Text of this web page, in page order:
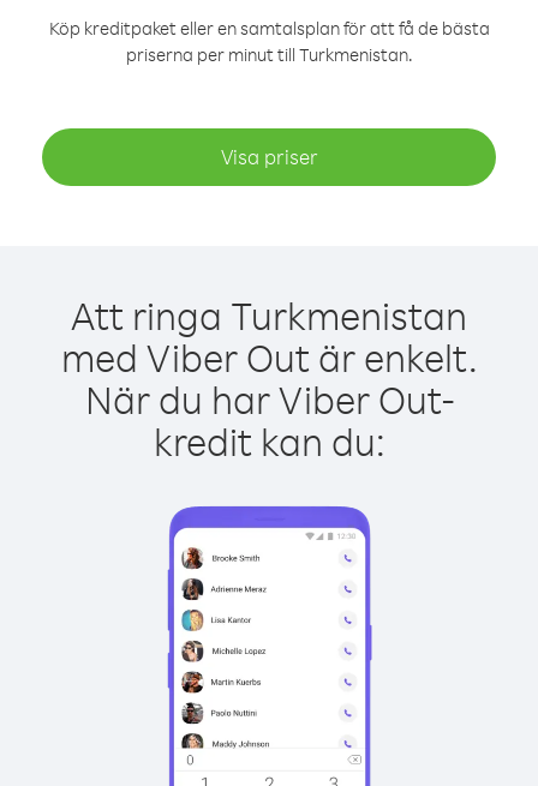
Köp kreditpaket eller en samtalsplan för att få de bästa
priserna per minut till Turkmenistan.
Visa priser
Att ringa Turkmenistan
med Viber Out är enkelt.
När du har Viber Out-
kredit kan du: